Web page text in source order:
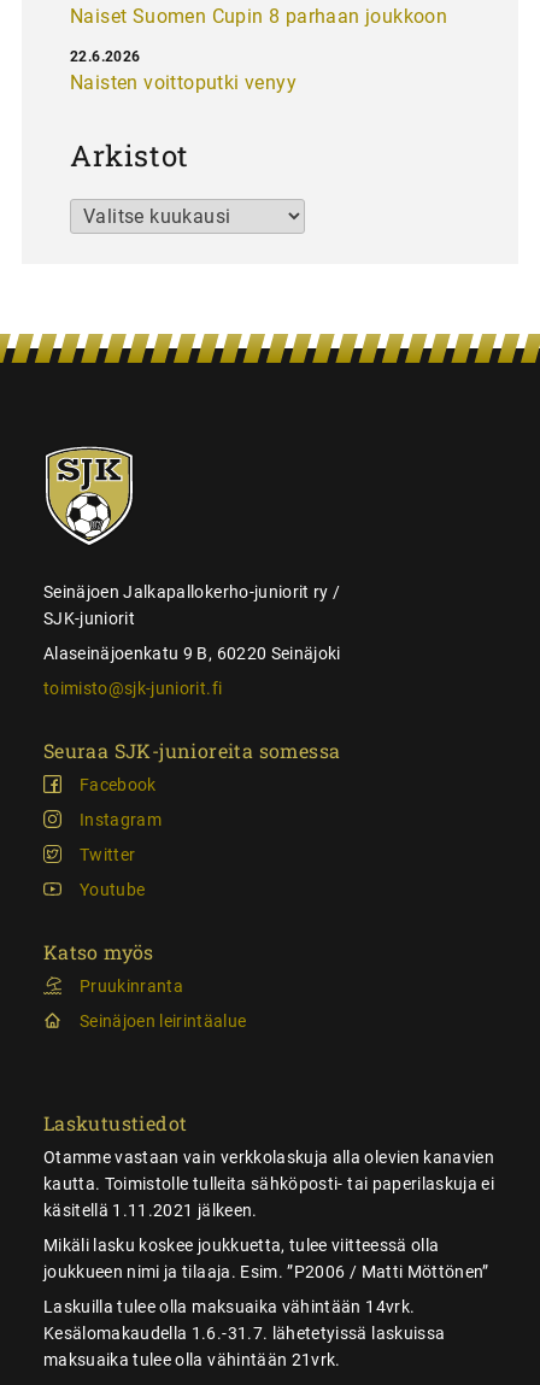
Naiset Suomen Cupin 8 parhaan joukkoon
Naisten voittoputki venyy
22.6.2026
Arkistot
Arkistot
SJK-
juniorit
Seinäjoen Jalkapallokerho-juniorit ry /
SJK-juniorit
Alaseinäjoenkatu 9 B, 60220 Seinäjoki
toimisto@sjk-juniorit.fi
Seuraa SJK-junioreita somessa
Facebook
Instagram
Twitter
Youtube
Katso myös
Pruukinranta
Seinäjoen leirintäalue
Laskutustiedot
Otamme vastaan vain verkkolaskuja alla olevien kanavien
kautta. Toimistolle tulleita sähköposti- tai paperilaskuja ei
käsitellä 1.11.2021 jälkeen.
Mikäli lasku koskee joukkuetta, tulee viitteessä olla
joukkueen nimi ja tilaaja. Esim. ”P2006 / Matti Möttönen”
Laskuilla tulee olla maksuaika vähintään 14vrk.
Kesälomakaudella 1.6.-31.7. lähetetyissä laskuissa
maksuaika tulee olla vähintään 21vrk.